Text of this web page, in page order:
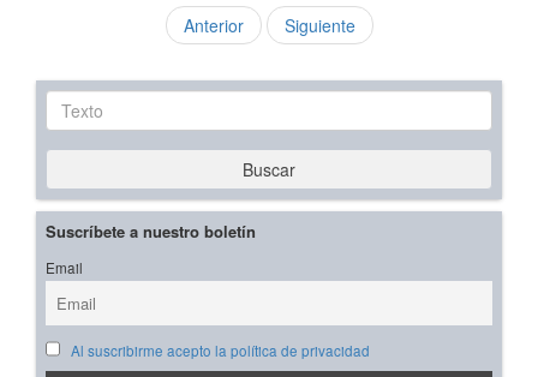
Anterior Siguiente
Texto
Buscar
Suscríbete a nuestro boletín
Email
Al suscribirme acepto la política de privacidad